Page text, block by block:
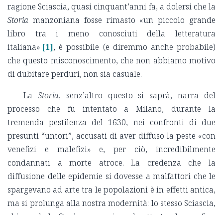
ragione Sciascia, quasi cinquant’anni fa, a dolersi che la
Storia manzoniana fosse rimasto «un piccolo grande
libro tra i meno conosciuti della letteratura
italiana» [1], è possibile (e diremmo anche probabile)
che questo misconoscimento, che non abbiamo motivo
di dubitare perduri, non sia casuale.
La Storia, senz’altro questo si saprà, narra del
processo che fu intentato a Milano, durante la
tremenda pestilenza del 1630, nei confronti di due
presunti “untori”, accusati di aver diffuso la peste «con
venefizi e malefizi» e, per ciò, incredibilmente
condannati a morte atroce. La credenza che la
diffusione delle epidemie si dovesse a malfattori che le
spargevano ad arte tra le popolazioni è in effetti antica,
ma si prolunga alla nostra modernità: lo stesso Sciascia,